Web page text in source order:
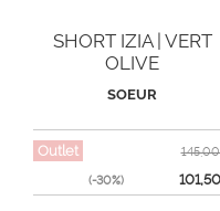
SHORT IZIA | VERT
OLIVE
SOEUR
Outlet
(-30%) 101,50